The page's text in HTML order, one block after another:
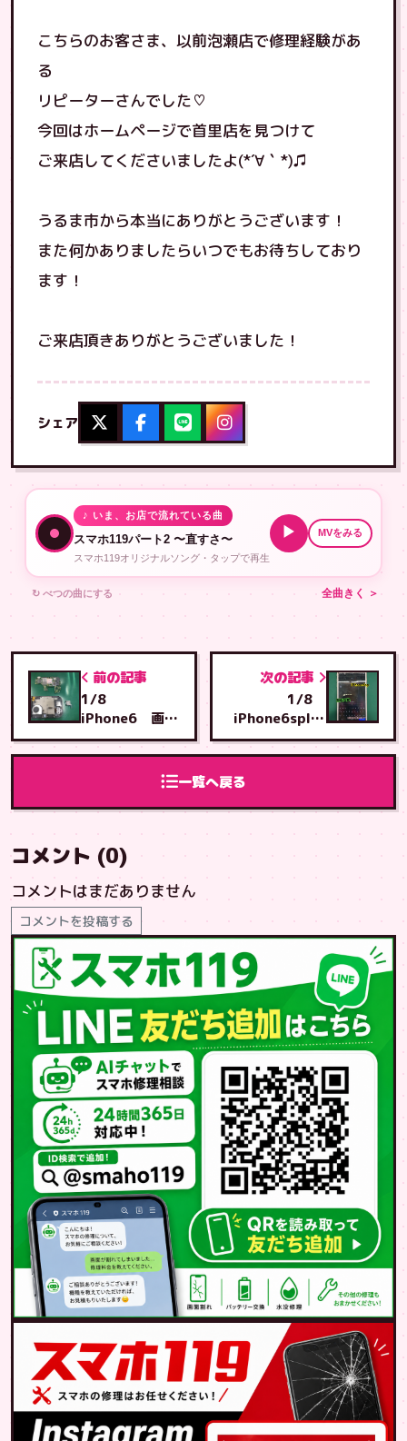
こちらのお客さま、以前泡瀬店で修理経験があ
る
リピーターさんでした♡
今回はホームページで首里店を見つけて
ご来店してくださいましたよ(*´∀｀*)♫
うるま市から本当にありがとうございます！
また何かありましたらいつでもお待ちしており
ます！
ご来店頂きありがとうございました！
シェア
♪ いま、お店で流れている曲
スマホ119パート2 〜直すさ〜
スマホ119オリジナルソング・タップで再生
▶ MVをみる
↻ べつの曲にする 全曲きく ＞
前の記事
1/8
iPhone6 画面
交換 那覇市古
波蔵からとよみ
一覧へ戻る
次の記事
1/8
iPhone6splus
画面交換 う
るま市より う
るま店へご来店
コメント (0)
コメントはまだありません
コメントを投稿する